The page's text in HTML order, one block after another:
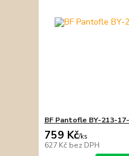
BF Pantofle BY-213-
759 Kč/ks
627 Kč bez DPH